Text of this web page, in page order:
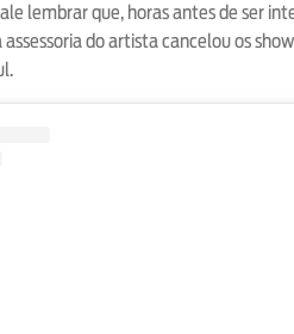
lembrar que, horas antes de ser
do artista cancelou os